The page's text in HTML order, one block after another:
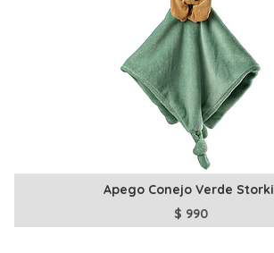
Apego Conejo Verde Storki
$ 990